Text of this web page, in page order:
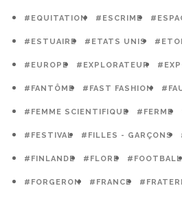
#EQUITATION #ESCRIME
#ESTUAIRE #ETATS UNIS
#EUROPE #EXPLORATEUR
#FANTÔME #FAST FASHION
#FEMME SCIENTIFIQUE #FERME
#FESTIVAL #FILLES - GARÇONS
#FINLANDE #FLORE #FOOTBALL
#FORGERON #FRANCE